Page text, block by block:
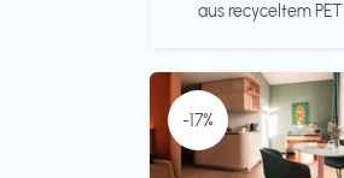
aus recyceltem PET
-17%